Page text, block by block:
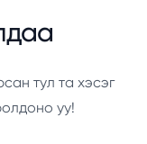
тул та хэсэг
уу!